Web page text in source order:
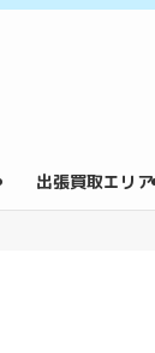
出張買取エリア